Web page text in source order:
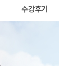
어
수강후기